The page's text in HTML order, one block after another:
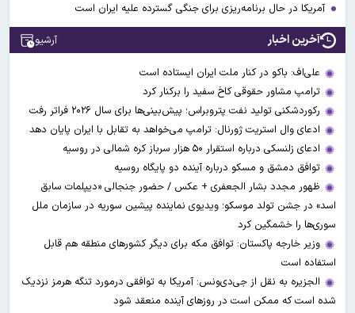
آمریکا در حال برنامه‌ریزی برای جنگی گسترده‌ علیه ایران است
آخرین اخبار آرشیو
علی‌اف: باکو در کنار ملت ایران ایستاده است
ترامپ مشاور حقوقی کاخ سفید را برکنار کرد
رکوردشکنی تولید نفت پتروبراس؛ پیش‌بینی‌ها برای سال ۲۰۲۶ فراتر رفت
ادعای وال‌ استریت ژورنال: ترامپ می‌خواهد به تقابل با ایران پایان دهد
ادعای زلنسکی درباره استقرار ۵۰ هزار سرباز کره شمالی در روسیه
توافق دمشق و مسکو درباره آینده دو پایگاه روسیه
ظهور مجدد بشار الجعفری + عکس / حضور جنجالی «دیپلمات سابق
اسد» در جشن تولد موسکو؛ ویدیوی نماینده پیشین سوریه در سازمان ملل
سوری‌ها را خشمگین کرد
وزیر خارجه پاکستان: توافق مکه برای دیگر کشورهای منطقه هم قابل
استفاده است
الجزیره به نقل از جی‌دی‌ونس: آمریکا به توافقی درمورد تنگه هرمز نزدیک
شده است که ممکن است در روزهای آینده منعقد شود